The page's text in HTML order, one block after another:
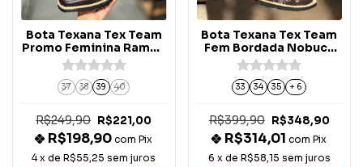
Bota Texana Tex Team
Promo Feminina Ramos
Azul Marinho - Café
37 38 39 40
R$249,90 R$221,00
R$198,90com Pix
4 x deR$55,25 sem juros
Bota Texana Tex Team
Fem Bordada Nobuck
Café
33 34 35 + 6
R$399,90 R$348,90
R$314,01com Pix
6 x de R$58,15 sem juros